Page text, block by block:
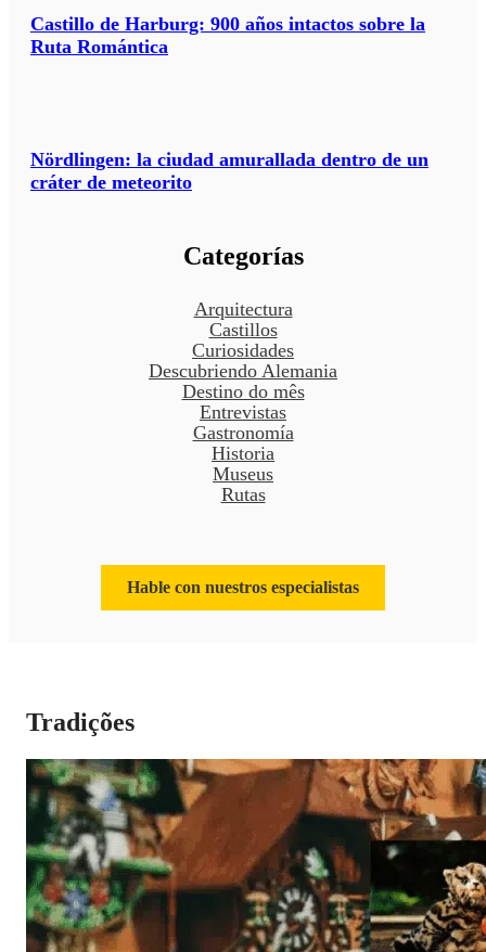
Castillo de Harburg: 900 años intactos sobre la
Ruta Romántica
Nördlingen: la ciudad amurallada dentro de un
cráter de meteorito
Categorías
Arquitectura
Castillos
Curiosidades
Descubriendo Alemania
Destino do mês
Entrevistas
Gastronomía
Historia
Museus
Rutas
Hable con nuestros especialistas
Tradições